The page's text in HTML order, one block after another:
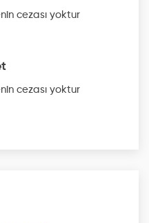
cezası yoktur
cezası yoktur